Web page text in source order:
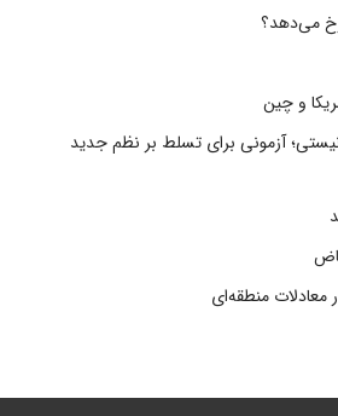
می‌دهد؟
و چین
آزمونی برای تسلط بر نظم جدید
معادلات منطقه‌ای